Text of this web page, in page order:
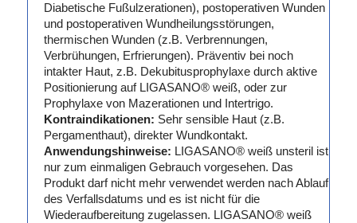
Diabetische Fußulzerationen), postoperativen Wunden
und postoperativen Wundheilungsstörungen,
thermischen Wunden (z.B. Verbrennungen,
Verbrühungen, Erfrierungen). Präventiv bei noch
intakter Haut, z.B. Dekubitusprophylaxe durch aktive
Positionierung auf LIGASANO® weiß, oder zur
Prophylaxe von Mazerationen und Intertrigo.
Kontraindikationen: Sehr sensible Haut (z.B.
Pergamenthaut), direkter Wundkontakt.
Anwendungshinweise: LIGASANO® weiß unsteril ist
nur zum einmaligen Gebrauch vorgesehen. Das
Produkt darf nicht mehr verwendet werden nach Ablauf
des Verfallsdatums und es ist nicht für die
Wiederaufbereitung zugelassen. LIGASANO® weiß